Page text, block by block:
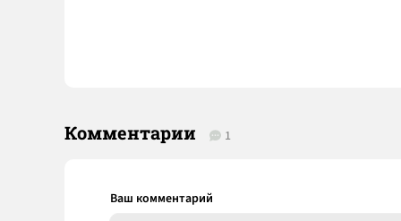
Комментарии 1